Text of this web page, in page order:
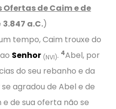
Ofertas de Caim e de
3.847 a.C.)
tempo, Caim trouxe do
Senhor (NVI). 4Abel, por
do seu rebanho e da
se agradou de Abel e de
e de sua oferta não se